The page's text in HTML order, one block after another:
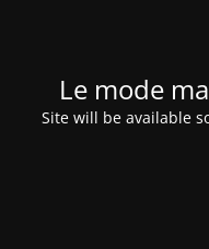
Le mode
Site will be available